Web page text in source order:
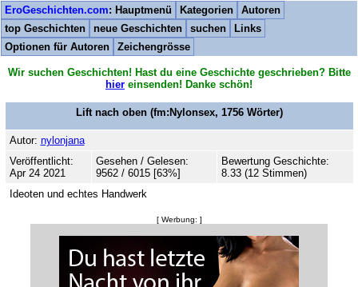
EroGeschichten.com: Hauptmenü Kategorien
Autoren
top Geschichten
neue Geschichten suchen
Links
Optionen für Autoren
Zeichengrösse
Wir suchen Geschichten! Hast du eine Geschichte geschrieben? Bitte
hier einsenden! Danke schön!
Lift nach oben(fm:Nylonsex, 1756Wörter)
Autor: nylonjana
Veröffentlicht:
Apr 24 2021
Gesehen / Gelesen:
9562 / 6015 [63%]
Bewertung Geschichte:
8.33 (12 Stimmen)
Ideoten und echtes Handwerk
[ Werbung: ]